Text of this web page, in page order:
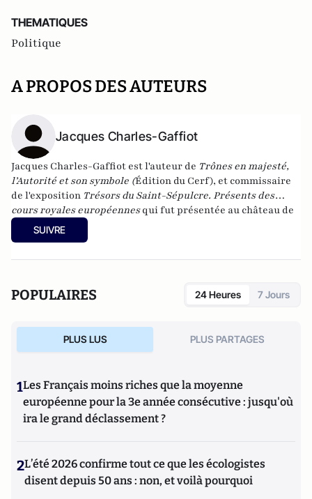
THEMATIQUES
Politique
A PROPOS DES AUTEURS
Jacques Charles-Gaffiot
Jacques Charles-Gaffiot est l'auteur de Trônes en majesté,
l’Autorité et son symbole (Édition du Cerf), et commissaire
de l'exposition Trésors du Saint-Sépulcre. Présents des
cours royales européennesqui fut présentée au château de
Versailles jusqu’au 14 juillet 2013.
SUIVRE
POPULAIRES 24 Heures 7 Jours
PLUS LUS PLUS PARTAGES
1Les Français moins riches que la moyenne
européenne pour la 3e année consécutive : jusqu'où
ira le grand déclassement ?
2L’été 2026 confirme tout ce que les écologistes
disent depuis 50 ans : non, et voilà pourquoi